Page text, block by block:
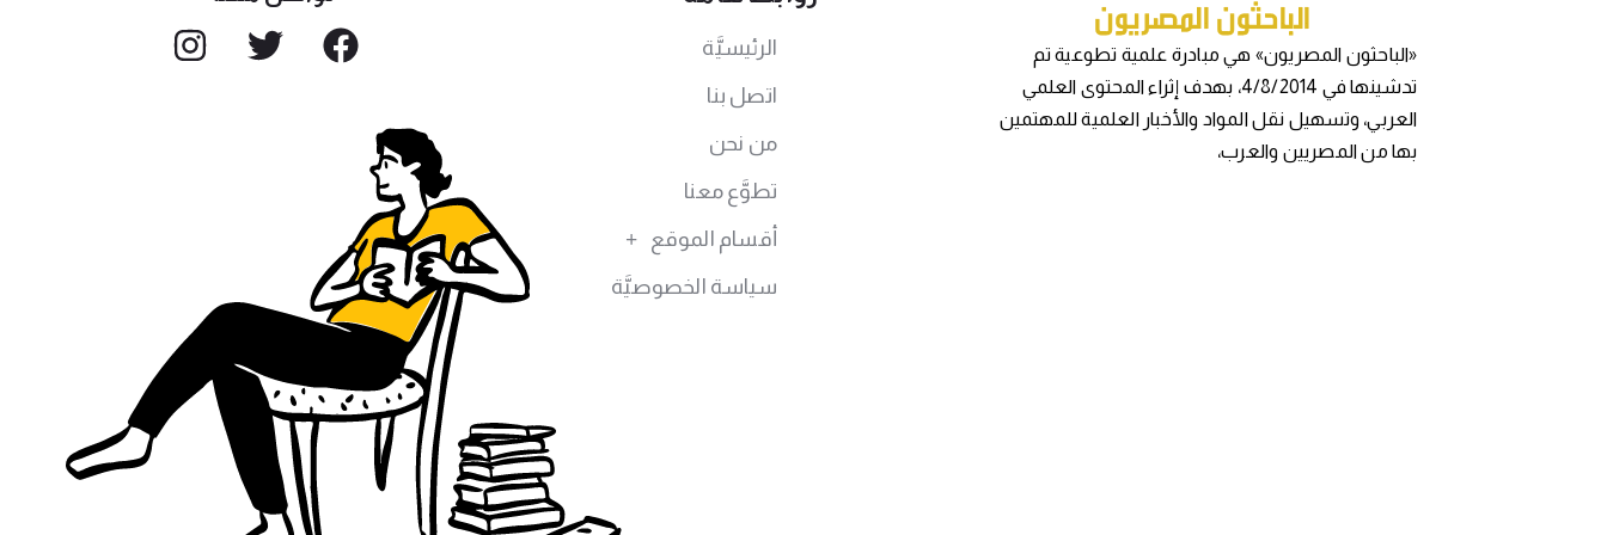
«الباحثون المصريون» هي مبادرة علمية تطوعية تم
تدشينها في 4/8/2014، بهدف إثراء المحتوى العلمي
العربي، وتسهيل نقل المواد والأخبار العلمية للمهتمين
بها من المصريين والعرب،
الرئيسيَّة
اتصل بنا
من نحن
تطوَّع معنا
أقسام الموقع
سياسة الخصوصيَّة